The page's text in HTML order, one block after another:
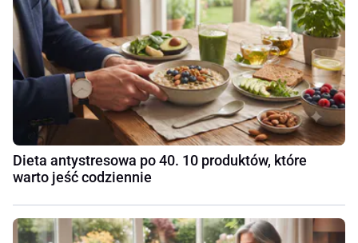
Dieta antystresowa po 40. 10 produktów, które
warto jeść codziennie